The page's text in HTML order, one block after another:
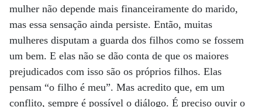
mulher não depende mais financeiramente do marido,
mas essa sensação ainda persiste. Então, muitas
mulheres disputam a guarda dos filhos como se fossem
um bem. E elas não se dão conta de que os maiores
prejudicados com isso são os próprios filhos. Elas
pensam “o filho é meu”. Mas acredito que, em um
conflito, sempre é possível o diálogo. É preciso ouvir o